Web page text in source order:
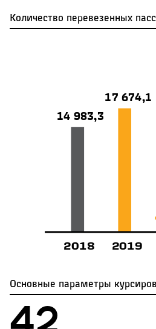
Количество перевезенных
14 983,3
17 674,1
2018 2019
Основные параметры
45